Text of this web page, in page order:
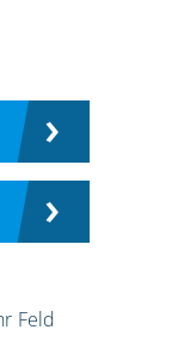
Feld